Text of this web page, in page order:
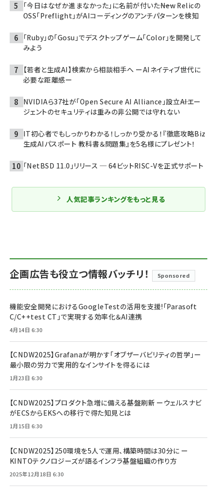
「今日はなぜか進まなかった」に名前が付いた――New Relicの
OSS「Preflight」がAIコーディングのアンチパターンを検知
「Ruby」の「Gosu」でデスクトップゲーム「Color」を開発して
みよう
【若者と生成AI】検索から相談相手へ ーAIネイティブ世代に
必要な距離感ー
NVIDIAら37社が「Open Secure AI Alliance」設立――AIエー
ジェントのセキュリティは重みの非公開では守れない
IT初心者でもしっかりわかる！しっかり受かる！『徹底攻略Biz
生成AIパスポート 教科書＆問題集』を5名様にプレゼント！
「NetBSD 11.0」リリース ─ 64ビットRISC-Vを正式サポート
人気記事ランキングをもっと見る
企画広告も役立つ情報バッチリ！ Sponsored
機能安全開発におけるGoogleTestの活用を支援!「Parasoft
C/C++test CT」で実現する効率化＆AI連携
4月14日 6:30
【CNDW2025】Grafanaが明かす「オブザーバビリティの哲学」ー
最小限の労力で実用的なインサイトを得るには
1月23日 6:30
【CNDW2025】プロダクト急増に備える基盤刷新 ーウェルスナビ
がECSからEKSへの移行で得た知見とは
1月15日 6:30
【CNDW2025】250環境を5人で運用、構築時間は30分に ー
KINTOテクノロジーズが語るインフラ基盤組織の作り方
2025年12月18日 6:30